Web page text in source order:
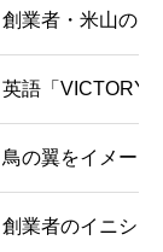
創業者・米山の
英語「VICTORY(
鳥の翼をイメー
創業者のイニシ